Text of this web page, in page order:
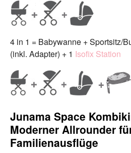
4 in 1 = Babywanne + Sportsitz/
(inkl. Adapter) + 1 Isofix Station
Junama Space
Moderner Allrounder
Familienausflüge